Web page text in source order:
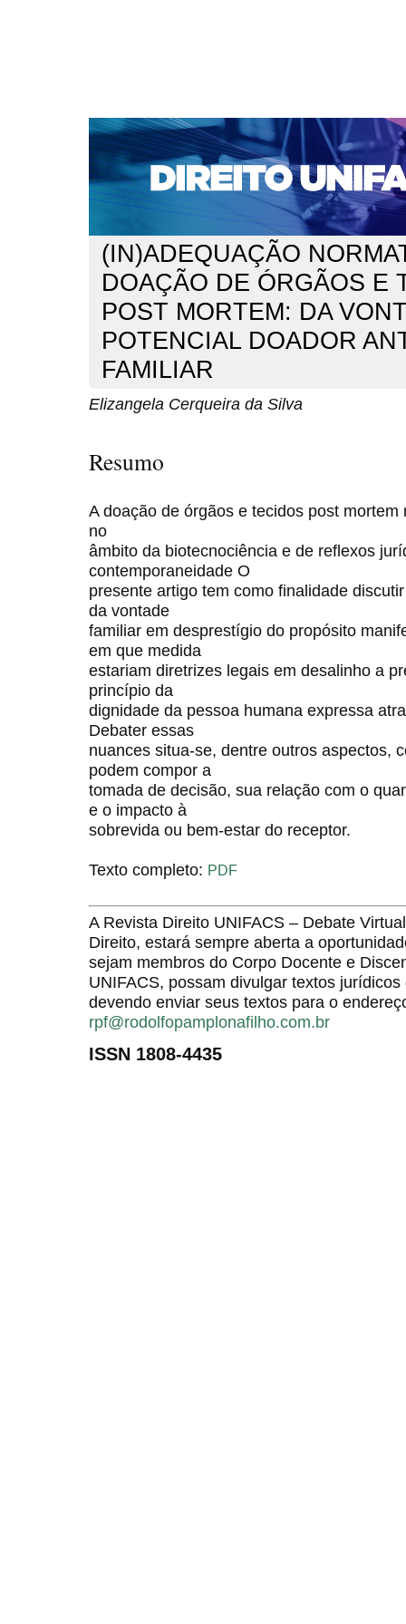
CAPA SOBRE ACESSO CADASTRO
NOTÍCIAS
EDIÇÕES DE Nº 1 A 100 WEBMAIL
Capa>n. 312 (2026) > Silva
(IN)ADEQUAÇÃO
DOAÇÃO DE ÓRGÃOS E
POST MORTEM: DA
POTENCIAL DOADOR
FAMILIAR
Elizangela Cerqueira da Silva
Resumo
A doação de órgãos e tecidos post
no
âmbito da biotecnociência e de reflexos
contemporaneidade O
presente artigo tem como finalidade
da vontade
familiar em desprestígio do propósito
em que medida
estariam diretrizes legais em desalinho a
princípio da
dignidade da pessoa humana expressa
Debater essas
nuances situa-se, dentre outros aspectos,
podem compor a
tomada de decisão, sua relação com o
e o impacto à
sobrevida ou bem-estar do receptor.
Texto completo: PDF
A Revista Direito UNIFACS – Debate
Direito, estará sempre aberta a
sejam membros do Corpo Docente e
UNIFACS, possam divulgar textos
devendo enviar seus textos para o
rpf@rodolfopamplonafilho.com.br
ISSN 1808-4435